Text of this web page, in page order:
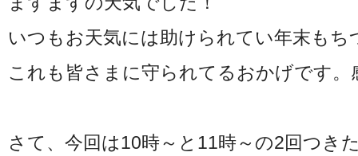
いつもお天気には助けられてい年末もち
これも皆さまに守られてるおかげです。
さて、今回は10時～と11時～の2回つき